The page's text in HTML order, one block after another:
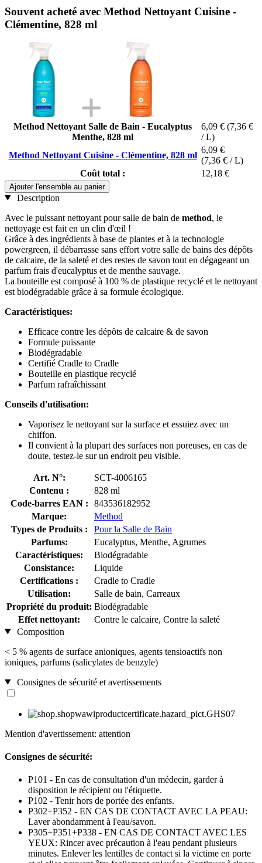
Souvent acheté avec Method Nettoyant Cuisine -
Clémentine, 828 ml
Method Nettoyant Salle de Bain - Eucalyptus
Menthe, 828 ml
6,09 € (7,36 €
/ L)
Method Nettoyant Cuisine - Clémentine, 828 ml
6,09 €
(7,36 € / L)
Coût total :
12,18 €
Ajouter l'ensemble au panier
Description
Avec le puissant nettoyant pour salle de bain de method, le
nettoyage est fait en un clin d'œil !
Grâce à des ingrédients à base de plantes et à la technologie
powergreen, il débarrasse sans effort votre salle de bains des dépôts
de calcaire, de la saleté et des restes de savon tout en dégageant un
parfum frais d'eucalyptus et de menthe sauvage.
La bouteille est composé à 100 % de plastique recyclé et le nettoyant
est biodégradable grâce à sa formule écologique.
Caractéristiques:
Efficace contre les dépôts de calcaire & de savon
Formule puissante
Biodégradable
Certifié Cradle to Cradle
Bouteille en plastique recyclé
Parfum rafraîchissant
Conseils d'utilisation:
Vaporisez le nettoyant sur la surface et essuiez avec un
chiffon.
Il convient à la plupart des surfaces non poreuses, en cas de
doute, testez-le sur un endroit peu visible.
Art. N°:
SCT-4006165
Contenu :
828 ml
Code-barres EAN :
843536182952
Marque:
Method
Types de Produits :
Pour la Salle de Bain
Parfums:
Eucalyptus, Menthe, Agrumes
Caractéristiques:
Biodégradable
Consistance:
Liquide
Certifications :
Cradle to Cradle
Utilisation:
Salle de bain, Carreaux
Propriété du produit: Biodégradable
Effet nettoyant:
Contre le calcaire, Contre la saleté
Composition
< 5 % agents de surface anioniques, agents tensioactifs non
ioniques, parfums (salicylates de benzyle)
Consignes de sécurité et avertissements
Mention d'avertissement: attention
Consignes de sécurité:
P101 - En cas de consultation d'un médecin, garder à
disposition le récipient ou l'étiquette.
P102 - Tenir hors de portée des enfants.
P302+P352 - EN CAS DE CONTACT AVEC LA PEAU:
Laver abondamment à l'eau/savon.
P305+P351+P338 - EN CAS DE CONTACT AVEC LES
YEUX: Rincer avec précaution à l'eau pendant plusieurs
minutes. Enlever les lentilles de contact si la victime en porte